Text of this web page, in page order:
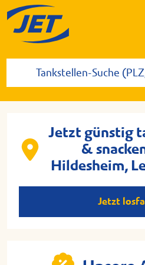
Jetzt günstig
&
Hildesheim,
Jetzt